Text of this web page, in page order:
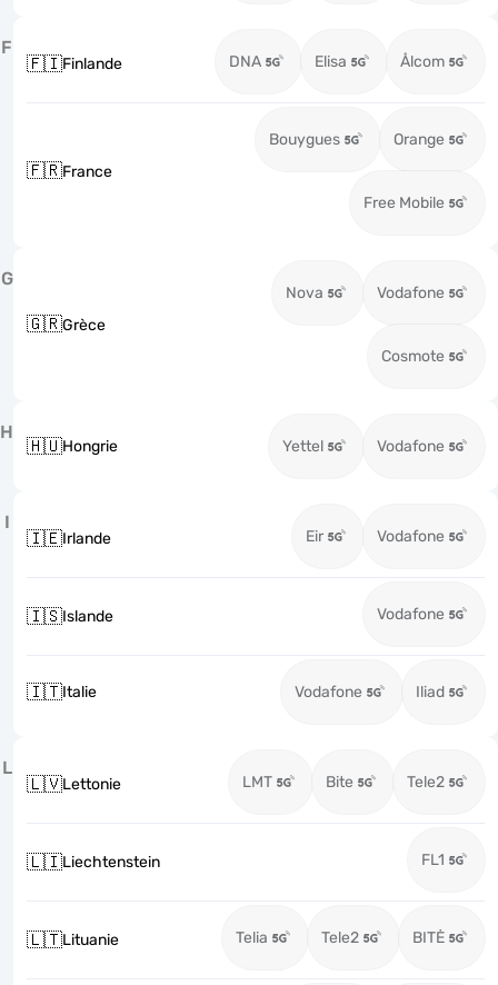
F
🇫🇮Finlande DNA Elisa Ålcom
🇫🇷France
Bouygues Orange
Free Mobile
G
🇬🇷Grèce
Nova Vodafone
Cosmote
H
🇭🇺Hongrie Yettel Vodafone
I
🇮🇪Irlande Eir Vodafone
🇮🇸Islande Vodafone
🇮🇹Italie Vodafone Iliad
L
🇱🇻Lettonie LMT Bite Tele2
🇱🇮Liechtenstein FL1
🇱🇹Lituanie Telia Tele2 BITĖ